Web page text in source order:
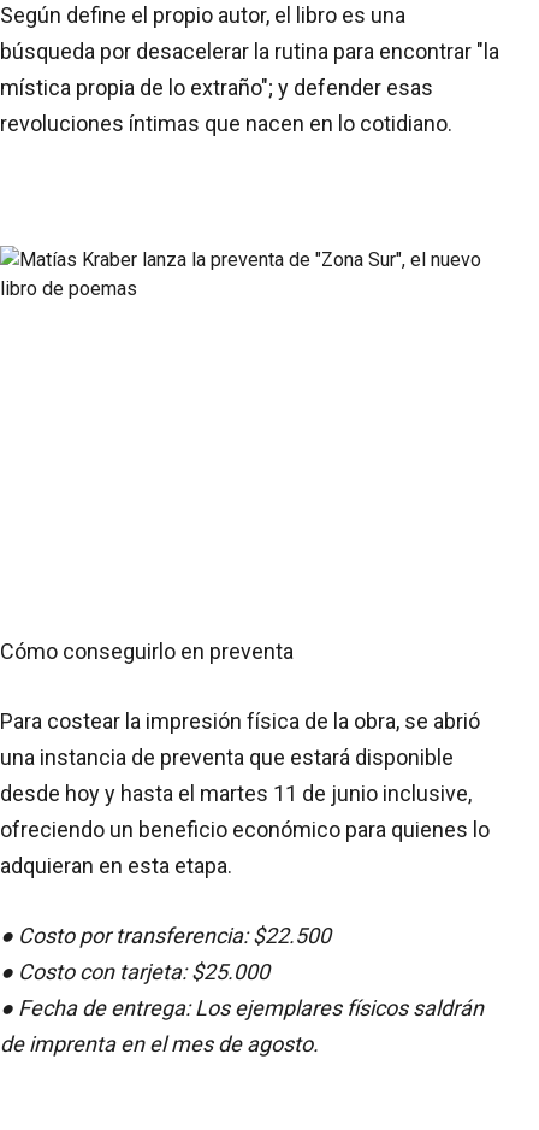
Según define el propio autor, el libro es una
búsqueda por desacelerar la rutina para encontrar "la
mística propia de lo extraño"; y defender esas
revoluciones íntimas que nacen en lo cotidiano.
Cómo conseguirlo en preventa
Para costear la impresión física de la obra, se abrió
una instancia de preventa que estará disponible
desde hoy y hasta el martes 11 de junio inclusive,
ofreciendo un beneficio económico para quienes lo
adquieran en esta etapa.
● Costo por transferencia: $22.500
● Costo con tarjeta: $25.000
● Fecha de entrega: Los ejemplares físicos saldrán
de imprenta en el mes de agosto.